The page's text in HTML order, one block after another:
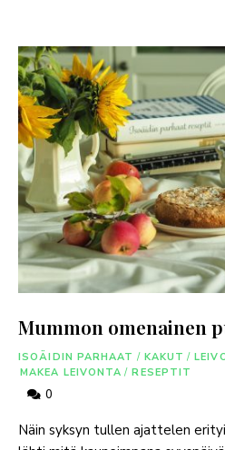
Mummon omenainen
ISOÄIDIN PARHAAT / KAKUT /
MAKEA LEIVONTA / RESEPTIT
0
Näin syksyn tullen ajattelen